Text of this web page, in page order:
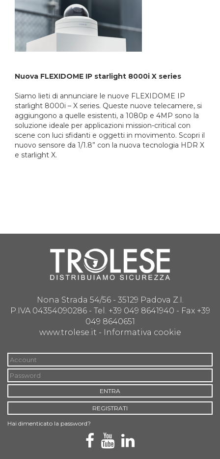
Nuova FLEXIDOME IP starlight 8000i X series
Siamo lieti di annunciare le nuove FLEXIDOME IP
starlight 8000i – X series. Queste nuove telecamere, si
aggiungono a quelle esistenti, a 1080p e 4MP sono la
soluzione ideale per applicazioni mission-critical con
scene con luci sfidanti e oggetti in movimento. Scopri il
nuovo sensore da 1/1.8” con la nuova tecnologia HDR X
e starlight X.
Nona Strada 54/56 - 35129 Padova Z.I.
P.IVA 04354090286 - Tel. +39 049 8641940 - Fax +39
049 8640651
www.trolese.it - Informativa cookie
Hai dimenticato la password?
ENTRA
REGISTRATI